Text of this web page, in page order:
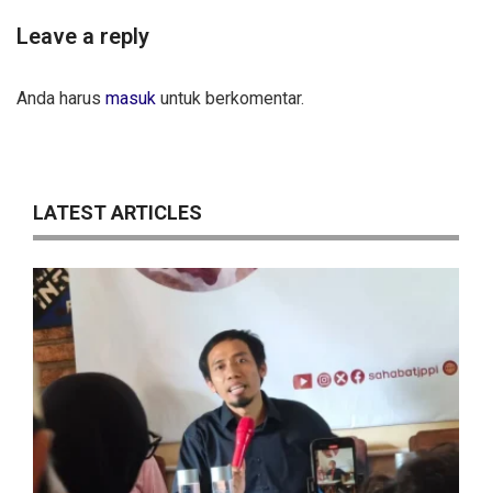
Leave a reply
Anda harus masuk untuk berkomentar.
LATEST ARTICLES